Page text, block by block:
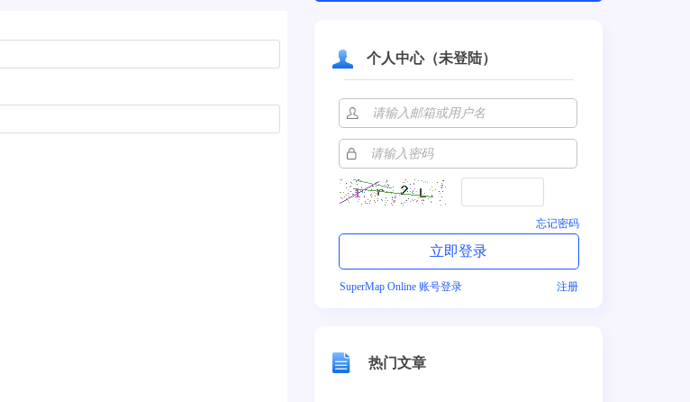
个人中心（未登陆）
忘记密码
SuperMap Online 账号登录 注册
热门文章